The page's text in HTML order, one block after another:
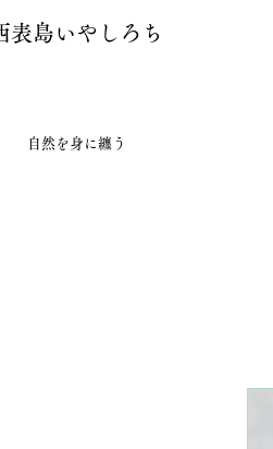
表島いやしろち
自然を身に纏う